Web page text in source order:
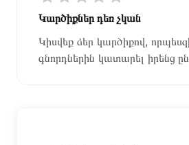
Կարծիքներ դեռ չկան
Կիսվեք ձեր կարծիքով,
գնորդներին կատարել իրենց